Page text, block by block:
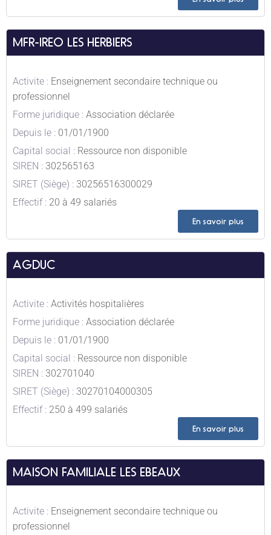
MFR-IREO LES HERBIERS
Activite : Enseignement secondaire technique ou
professionnel
Forme juridique : Association déclarée
Depuis le : 01/01/1900
Capital social : Ressource non disponible
SIREN : 302565163
SIRET (Siège) : 30256516300029
Effectif : 20 à 49 salariés
En savoir plus
AGDUC
Activite : Activités hospitalières
Forme juridique : Association déclarée
Depuis le : 01/01/1900
Capital social : Ressource non disponible
SIREN : 302701040
SIRET (Siège) : 30270104000305
Effectif : 250 à 499 salariés
En savoir plus
MAISON FAMILIALE LES EBEAUX
Activite : Enseignement secondaire technique ou
professionnel